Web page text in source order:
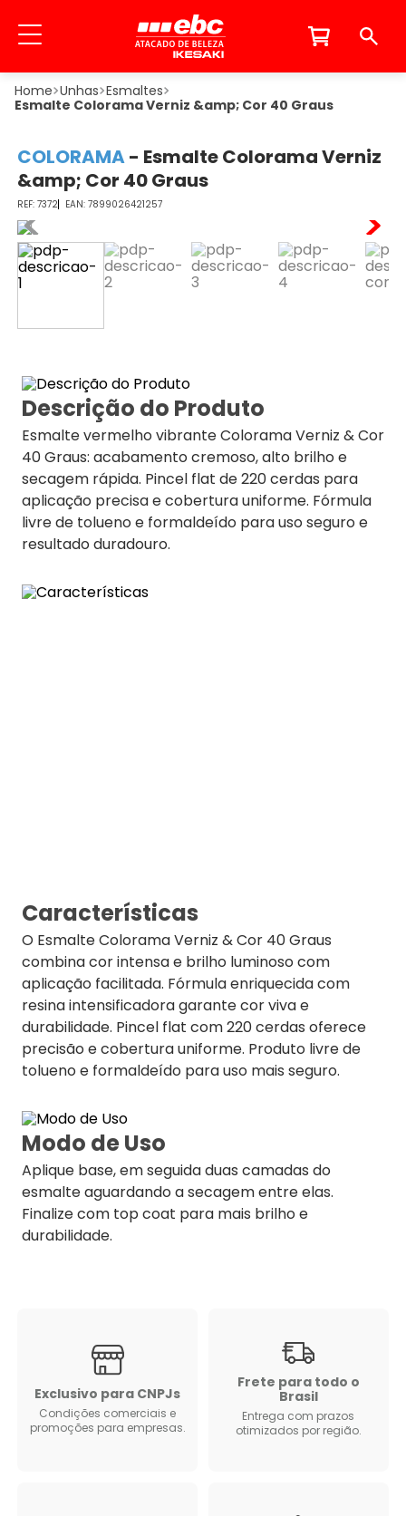
Unhas Esmaltes
Esmalte Colorama Verniz &amp; Cor 40 Graus
COLORAMA- Esmalte Colorama Verniz
&amp; Cor 40 Graus
7372 7899026421257
Descrição do Produto
Esmalte vermelho vibrante Colorama Verniz & Cor
40 Graus: acabamento cremoso, alto brilho e
secagem rápida. Pincel flat de 220 cerdas para
aplicação precisa e cobertura uniforme. Fórmula
livre de tolueno e formaldeído para uso seguro e
resultado duradouro.
Características
O Esmalte Colorama Verniz & Cor 40 Graus
combina cor intensa e brilho luminoso com
aplicação facilitada. Fórmula enriquecida com
resina intensificadora garante cor viva e
durabilidade. Pincel flat com 220 cerdas oferece
precisão e cobertura uniforme. Produto livre de
tolueno e formaldeído para uso mais seguro.
Modo de Uso
Aplique base, em seguida duas camadas do
esmalte aguardando a secagem entre elas.
Finalize com top coat para mais brilho e
durabilidade.
Exclusivo para CNPJs
Condições comerciais e
promoções para empresas.
Frete para todo o
Brasil
Entrega com prazos
otimizados por região.